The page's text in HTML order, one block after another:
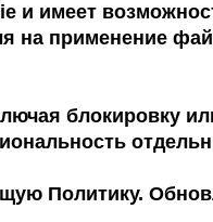
и имеет
на применение
блокировку
Политику.